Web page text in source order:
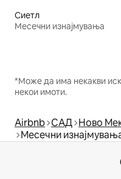
Сиетл
Месечни изнајмувања
*Може да има некакви
некои имоти.
Airbnb САД Ново
Месечни